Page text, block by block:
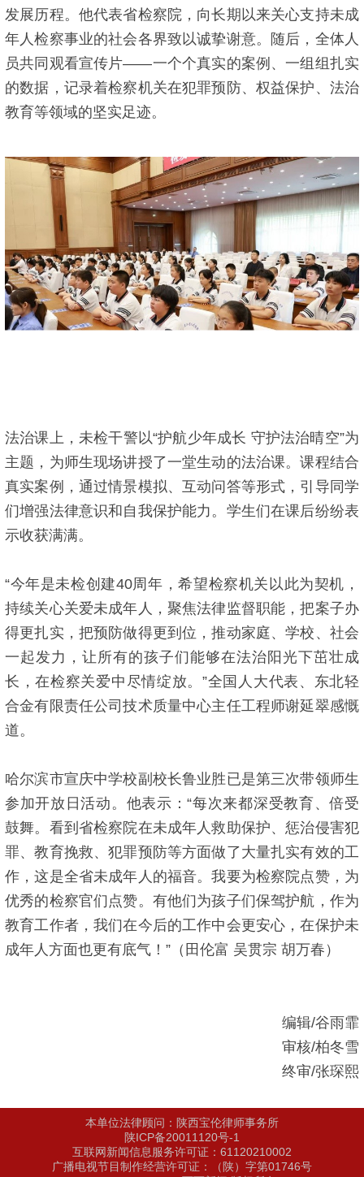
发展历程。他代表省检察院，向长期以来关心支持未成
年人检察事业的社会各界致以诚挚谢意。随后，全体人
员共同观看宣传片——一个个真实的案例、一组组扎实
的数据，记录着检察机关在犯罪预防、权益保护、法治
教育等领域的坚实足迹。
法治课上，未检干警以“护航少年成长 守护法治晴空”为
主题，为师生现场讲授了一堂生动的法治课。课程结合
真实案例，通过情景模拟、互动问答等形式，引导同学
们增强法律意识和自我保护能力。学生们在课后纷纷表
示收获满满。
“今年是未检创建40周年，希望检察机关以此为契机，
持续关心关爱未成年人，聚焦法律监督职能，把案子办
得更扎实，把预防做得更到位，推动家庭、学校、社会
一起发力，让所有的孩子们能够在法治阳光下茁壮成
长，在检察关爱中尽情绽放。”全国人大代表、东北轻
合金有限责任公司技术质量中心主任工程师谢延翠感慨
道。
哈尔滨市宣庆中学校副校长鲁业胜已是第三次带领师生
参加开放日活动。他表示：“每次来都深受教育、倍受
鼓舞。看到省检察院在未成年人救助保护、惩治侵害犯
罪、教育挽救、犯罪预防等方面做了大量扎实有效的工
作，这是全省未成年人的福音。我要为检察院点赞，为
优秀的检察官们点赞。有他们为孩子们保驾护航，作为
教育工作者，我们在今后的工作中会更安心，在保护未
成年人方面也更有底气！”（田伦富 吴贯宗 胡万春）
编辑/谷雨霏
审核/柏冬雪
终审/张琛熙
本单位法律顾问：陕西宝伦律师事务所
陕ICP备20011120号-1
互联网新闻信息服务许可证：61120210002
广播电视节目制作经营许可证：（陕）字第01746号